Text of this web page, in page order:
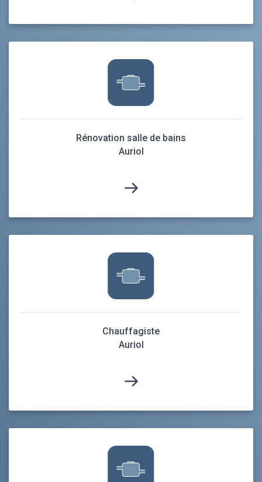
Rénovation salle de bains
Auriol
Chauffagiste
Auriol